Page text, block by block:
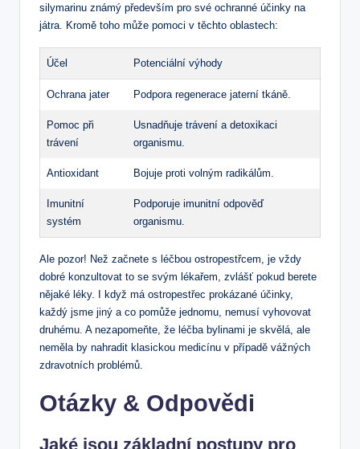
silymarinu známý především pro své ochranné účinky na
játra. Kromě toho může pomoci v těchto oblastech:
Účel Potenciální výhody
Ochrana jater Podpora regenerace jaterní tkáně.
Pomoc při
trávení
Usnadňuje trávení a detoxikaci
organismu.
Antioxidant Bojuje proti volným radikálům.
Imunitní
systém
Podporuje imunitní odpověď
organismu.
Ale pozor! Než začnete s léčbou ostropestřcem, je vždy
dobré konzultovat to se svým lékařem, zvlášť pokud berete
nějaké léky. I když má ostropestřec prokázané účinky,
každý jsme jiný a co pomůže jednomu, nemusí vyhovovat
druhému. A nezapomeňte, že léčba bylinami je skvělá, ale
neměla by nahradit klasickou medicínu v případě vážných
zdravotních problémů.
Otázky & Odpovědi
Jaké jsou základní postupy pro